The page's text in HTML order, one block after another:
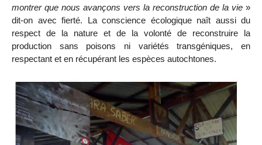
montrer que nous avançons vers la reconstruction de la vie »
dit-on avec fierté. La conscience écologique naît aussi du
respect de la nature et de la volonté de reconstruire la
production sans poisons ni variétés transgéniques, en
respectant et en récupérant les espèces autochtones.